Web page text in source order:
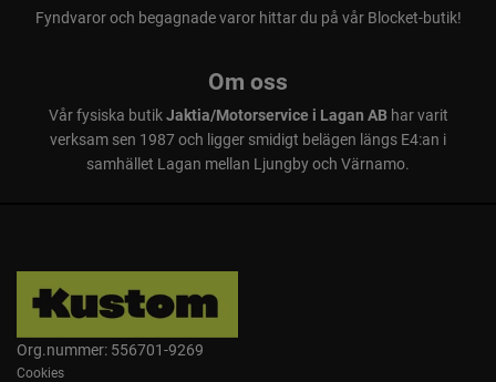
Fyndvaror och begagnade varor hittar du på vår Blocket-butik!
Om oss
Vår fysiska butikJaktia/Motorservice i Lagan ABhar varit
verksam sen 1987 och ligger smidigt belägen längs E4:an i
samhället Lagan mellan Ljungby och Värnamo.
Org.nummer: 556701-9269
Cookies